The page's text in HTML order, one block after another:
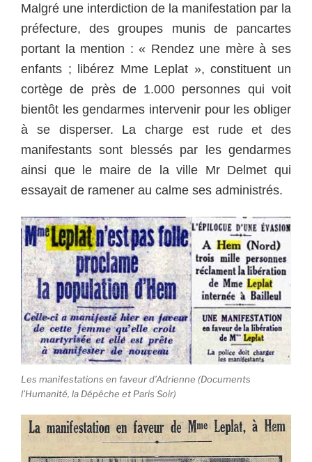
Malgré une interdiction de la manifestation par la
préfecture, des groupes munis de pancartes
portant la mention : « Rendez une mère à ses
enfants ; libérez Mme Leplat », constituent un
cortège de près de 1.000 personnes qui voit
bientôt les gendarmes intervenir pour les obliger
à se disperser. La charge est rude et des
manifestants sont blessés par les gendarmes
ainsi que le maire de la ville Mr Delmet qui
essayait de ramener au calme ses administrés.
Les manifestations en faveur d’Adrienne (Documents
l’Humanité, la Dépêche et Paris Soir)